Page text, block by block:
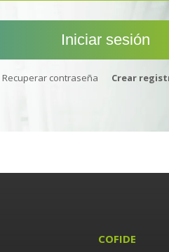
Recuperar contraseña Crear
COFIDE